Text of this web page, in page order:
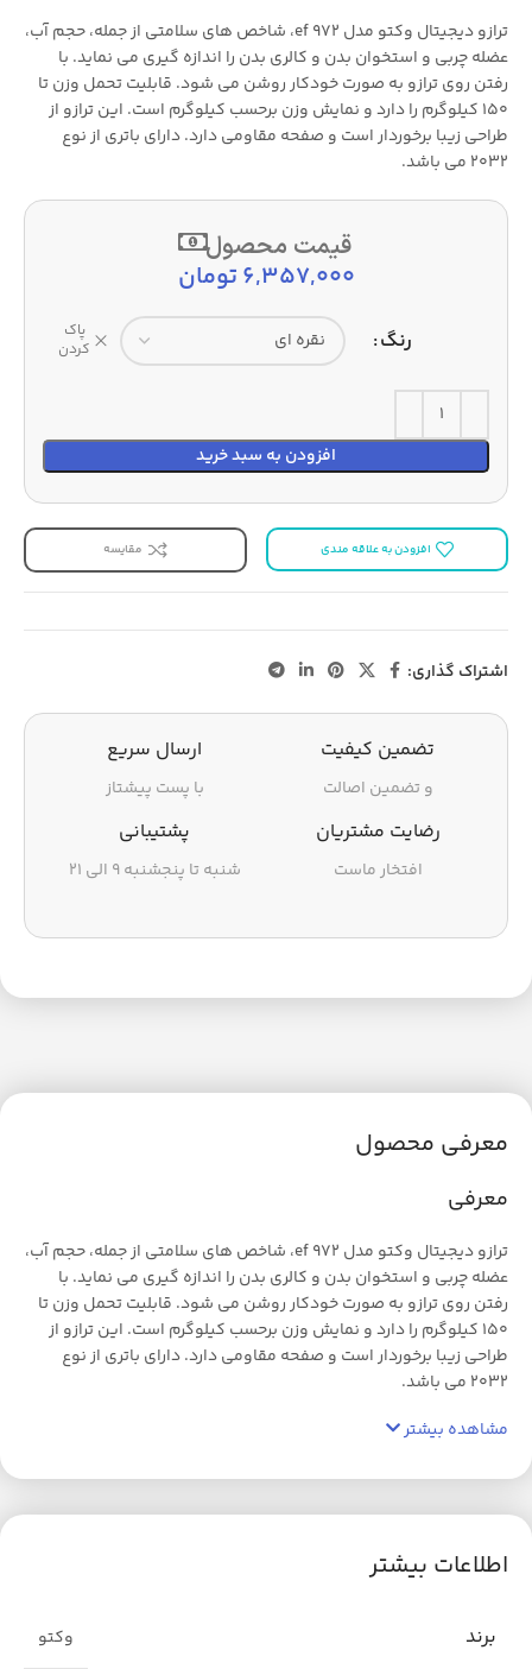
ترازو دیجیتال وکتو مدل ef 972، شاخص های سلامتی از جمله، حجم آب،
عضله چربی و استخوان بدن و کالری بدن را اندازه گیری می نماید. با
رفتن روی ترازو به صورت خودکار روشن می شود. قابلیت تحمل وزن تا
150 کیلوگرم را دارد و نمایش وزن برحسب کیلوگرم است. این ترازو از
طراحی زیبا برخوردار است و صفحه مقاومی دارد. دارای باتری از نوع
2032 می باشد.
قیمت محصول
6,357,000تومان
رنگ
پاک
کردن
افزودن به سبد خرید
افزودن به علاقه مندی مقایسه
اشتراک گذاری:
تضمین کیفیت
و تضمین اصالت
ارسال سریع
با پست پیشتاز
رضایت مشتریان
افتخار ماست
پشتیبانی
شنبه تا پنجشنبه ۹ الی ۲۱
معرفی محصول
معرفی
ترازو دیجیتال وکتو مدل ef 972، شاخص های سلامتی از جمله، حجم آب،
عضله چربی و استخوان بدن و کالری بدن را اندازه گیری می نماید. با
رفتن روی ترازو به صورت خودکار روشن می شود. قابلیت تحمل وزن تا
150 کیلوگرم را دارد و نمایش وزن برحسب کیلوگرم است. این ترازو از
طراحی زیبا برخوردار است و صفحه مقاومی دارد. دارای باتری از نوع
2032 می باشد.
مشاهده بیشتر
اطلاعات بیشتر
برند وکتو